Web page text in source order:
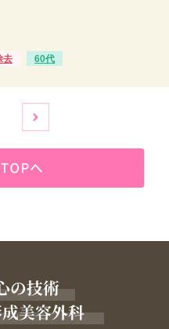
去 60代
の技術
美容外科